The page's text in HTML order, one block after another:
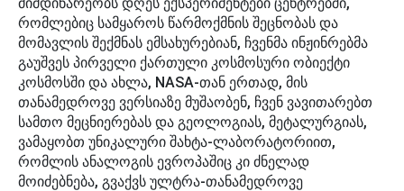
რომლებიც სამყაროს წარმოქმნის შეცნობას და
მომავლის შექმნას ემსახურებიან, ჩვენმა ინჟინრებმა
გაუშვეს პირველი ქართული კოსმოსური ობიექტი
კოსმოსში და ახლა, NASA-თან ერთად, მის
თანამედროვე ვერსიაზე მუშაობენ, ჩვენ ვავითარებთ
სამთო მეცნიერებას და გეოლოგიას, მეტალურგიას,
ვამაყობთ უნიკალური შახტა-ლაბორატორიით,
რომლის ანალოგის ევროპაშიც კი ძნელად
მოიძებნება, გვაქვს ულტრა-თანამედროვე